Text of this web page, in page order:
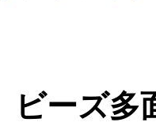
ビーズ多